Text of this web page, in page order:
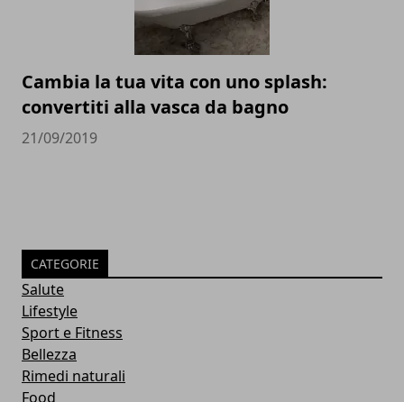
Cambia la tua vita con uno splash:
convertiti alla vasca da bagno
21/09/2019
CATEGORIE
Salute
Lifestyle
Sport e Fitness
Bellezza
Rimedi naturali
Food